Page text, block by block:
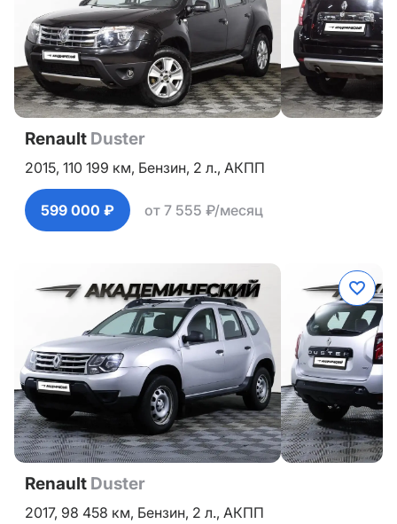
Renault Duster
2015, 110 199 км, Бензин, 2 л., АКПП
599 000 ₽ от 7 555 ₽/месяц
Renault Duster
2017, 98 458 км, Бензин, 2 л., АКПП